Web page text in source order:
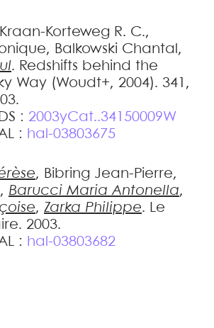
Kraan-Korteweg R. C.,
, Balkowski Chantal ,
. Redshifts behind the
Way (Woudt+, 2004). 341,
.
: 2003yCat..34150009W
: hal-03803675
, Bibring Jean-Pierre,
, Barucci Maria Antonella,
, Zarka Philippe. Le
. 2003.
: hal-03803682